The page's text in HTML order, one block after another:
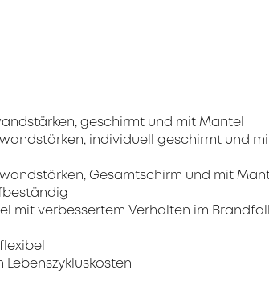
geschirmt und mit Mantel
individuell geschirmt und
Gesamtschirm und mit
mit verbessertem Verhalten im Brandfall